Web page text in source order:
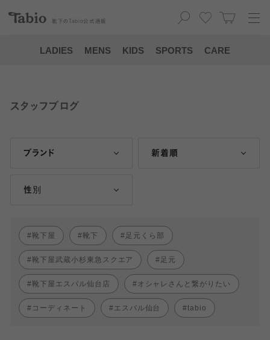
靴下の Tabio 公式通販
LADIES MENS KIDS SPORTS CARE
スタッフブログ
ブランド 新着順
性別
靴下屋 靴下 足元くら部
靴下屋武蔵小杉東急スクエア 足元
靴下屋エスパル仙台店 オシャレさんと繋がりたい
コーディネート エスパル仙台 tabio